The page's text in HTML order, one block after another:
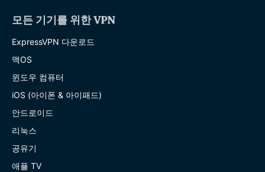
모든 기기를 위한 VPN
ExpressVPN 다운로드
맥OS
윈도우 컴퓨터
iOS (아이폰 & 아이패드)
안드로이드
리눅스
공유기
애플 TV